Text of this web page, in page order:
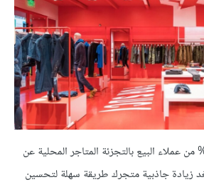
ما يقرب من 8.4% من عملاء البيع بالتجزئة المتاجر المحلية عن
زيادة جاذبية متجرك طريقة سهلة لتحسين